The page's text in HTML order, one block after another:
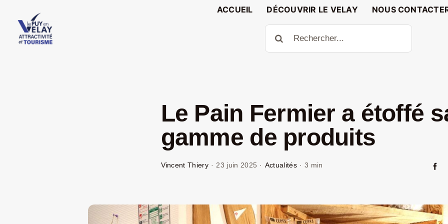
contenu
ACCUEIL DÉCOUVRIR LE VELAY
NOUS
Rechercher:
Le Pain Fermier a étoffé
gamme de produits
Vincent Thiery · 23 juin 2025 · Actualités · 3 min